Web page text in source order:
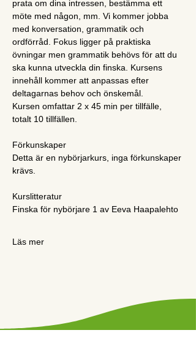
prata om dina intressen, bestämma ett
möte med någon, mm. Vi kommer jobba
med konversation, grammatik och
ordförråd. Fokus ligger på praktiska
övningar men grammatik behövs för att du
ska kunna utveckla din finska. Kursens
innehåll kommer att anpassas efter
deltagarnas behov och önskemål.
Kursen omfattar 2 x 45 min per tillfälle,
totalt 10 tillfällen.
Förkunskaper
Detta är en nybörjarkurs, inga förkunskaper
krävs.
Kurslitteratur
Finska för nybörjare 1 av Eeva Haapalehto
Läs mer